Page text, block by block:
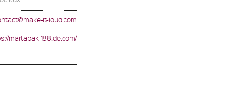
it-loud.com
martabak-188.de.com/